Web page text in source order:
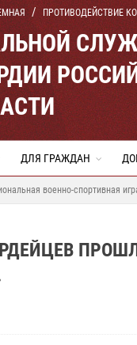
ПРОТИВОДЕЙСТВИЕ
ДЛЯ ГРАЖДАН
военно-спортивная